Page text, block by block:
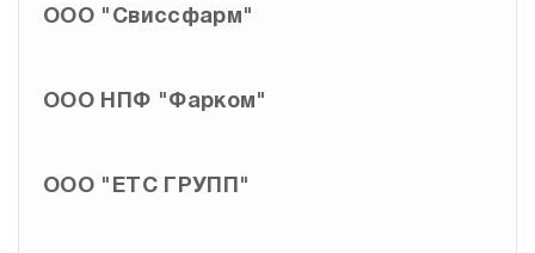
ООО "Свиссфарм"
ООО НПФ "Фарком"
ООО "ЕТС ГРУПП"